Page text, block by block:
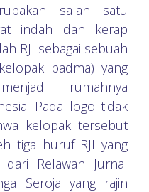
salah satu
indah dan kerap
RJI sebagai sebuah
padma) yang
rumahnya
Pada logo tidak
kelopak tersebut
tiga huruf RJI yang
Relawan Jurnal
Seroja yang rajin